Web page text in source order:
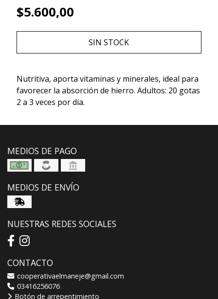
$5.600,00
SIN STOCK
Nutritiva, aporta vitaminas y minerales, ideal para
favorecer la absorción de hierro. Adultos: 20 gotas
2 a 3 veces por día.
MEDIOS DE PAGO
MEDIOS DE ENVÍO
NUESTRAS REDES SOCIALES
CONTACTO
cooperativaelmaneje@gmail.com
03416256076
Botón de arrepentimiento